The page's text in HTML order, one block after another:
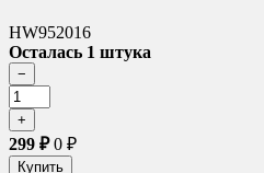
HW952016
Осталась 1 штука
299 ₽0 ₽